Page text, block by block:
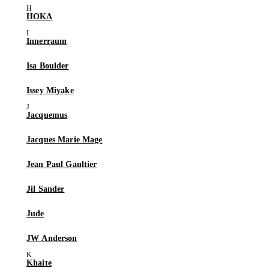
HOKA
Innerraum
Isa Boulder
Issey Miyake
Jacquemus
Jacques Marie Mage
Jean Paul Gaultier
Jil Sander
Jude
JW Anderson
Khaite